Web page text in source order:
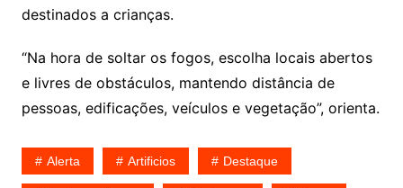
destinados a crianças.
“Na hora de soltar os fogos, escolha locais abertos
e livres de obstáculos, mantendo distância de
pessoas, edificações, veículos e vegetação”, orienta.
Alerta Artificios Destaque